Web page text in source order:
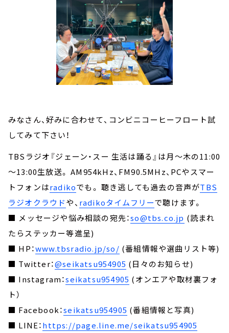
みなさん、好みに合わせて、コンビニコーヒーフロート試
してみて下さい！
TBSラジオ『ジェーン・スー 生活は踊る』は月～木の11:00
～13:00生放送。 AM954kHz、FM90.5MHz、PCやスマー
トフォンはradikoでも。 聴き逃しても過去の音声がTBS
ラジオクラウドや、 radikoタイムフリーで聴けます。
■ メッセージや悩み相談の宛先：so@tbs.co.jp (読まれ
たらステッカー等進呈)
■ HP：www.tbsradio.jp/so/ (番組情報や選曲リスト等)
■ Twitter：@seikatsu954905 (日々のお知らせ)
■ Instagram：seikatsu954905 (オンエアや取材裏フォ
ト）
■ Facebook：seikatsu954905 (番組情報と写真)
■ LINE：https://page.line.me/seikatsu954905